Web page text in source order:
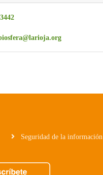
Seguridad de la información